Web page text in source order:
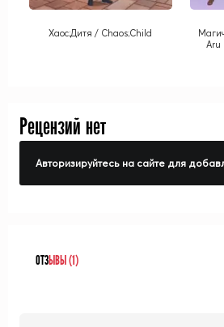
Хаос;Дитя / Chaos;Child
Aru
Рецензий нет
Авторизируйтесь на сайте для
ОТЗЫВЫ (1)